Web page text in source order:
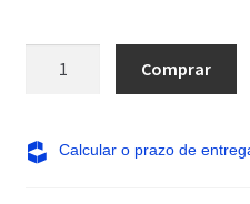
leu
nada
Comprar